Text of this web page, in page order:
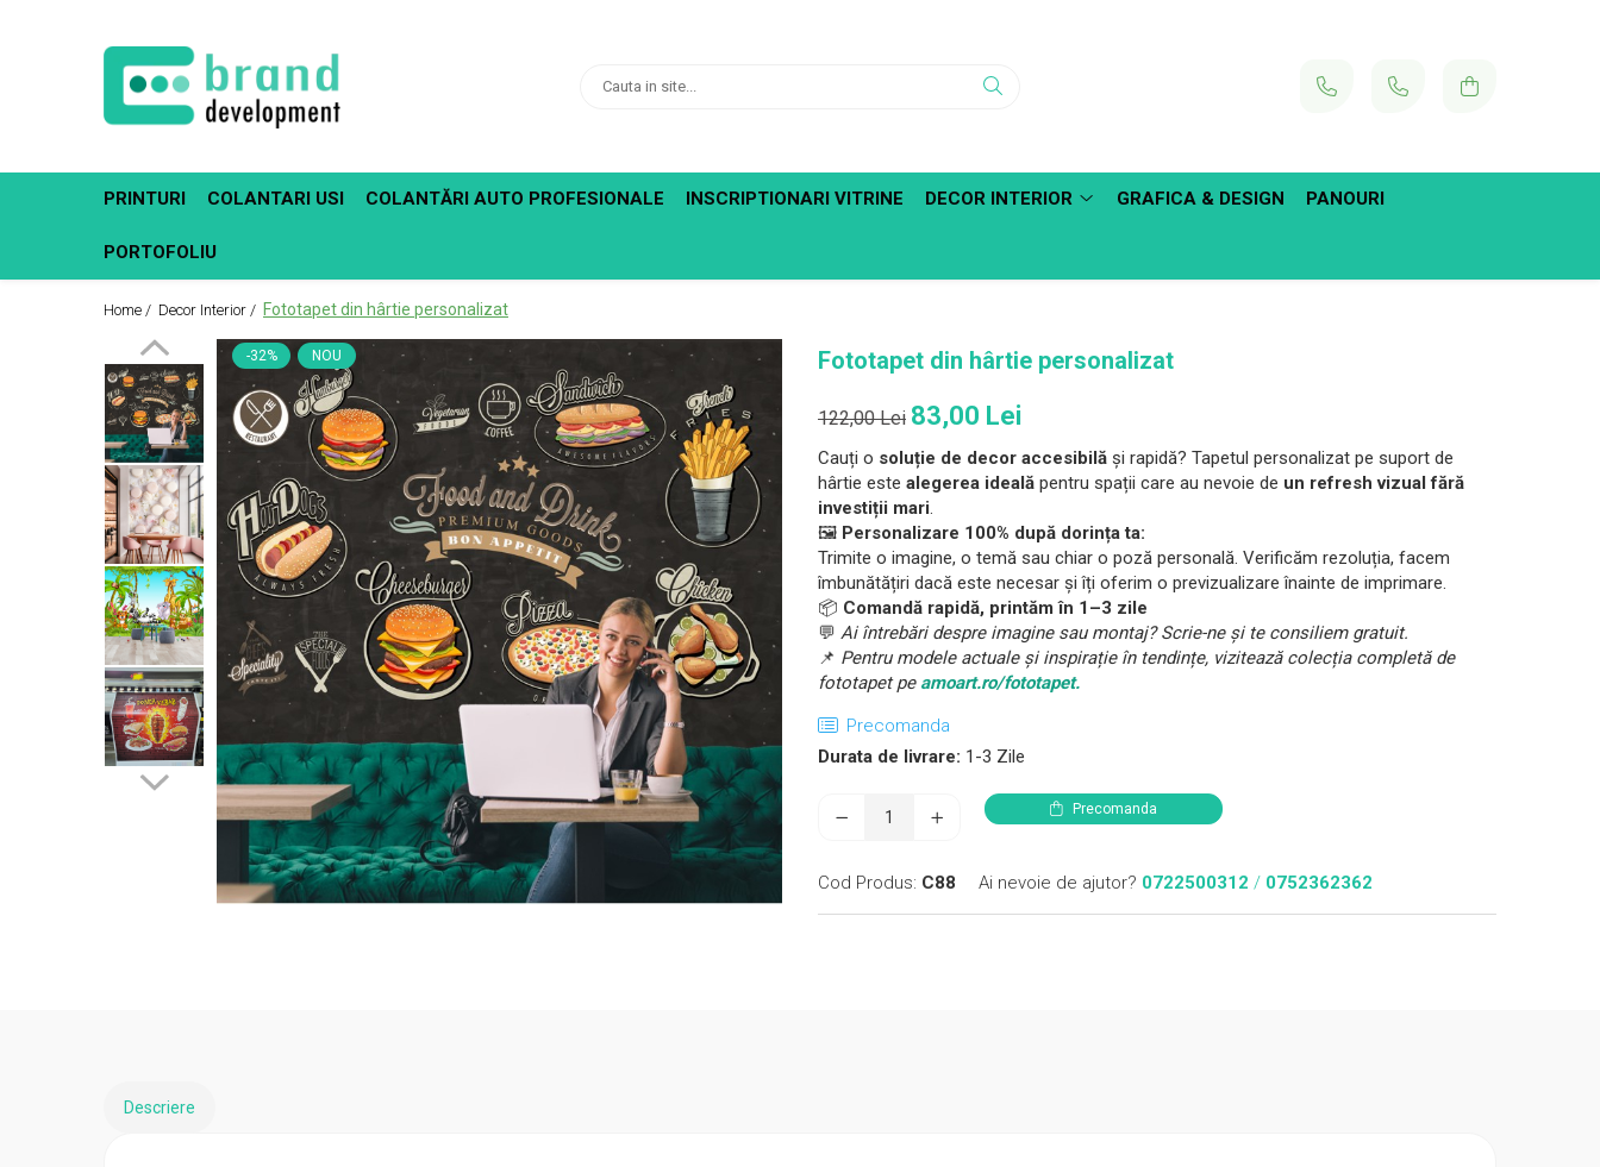
Decor Interior
Fototapet Personalizat
Tablouri CanvasPRINTURI COLANTARI USI COLANTĂRI AUTO PROFESIONALE INSCRIPTIONARI VITRINE DECOR INTERIOR GRAFICA & DESIGN PANOURI
PORTOFOLIU
Home / Decor Interior / Fototapet din hârtie personalizat
Fototapet din hârtie personalizat
-32% NOU
122,00 Lei 83,00 Lei
Cauți o soluție de decor accesibilă și rapidă? Tapetul personalizat pe suport de
hârtie este alegerea ideală pentru spații care au nevoie de un refresh vizual fără
investiții mari.
🖼️ Personalizare 100% după dorința ta:
Trimite o imagine, o temă sau chiar o poză personală. Verificăm rezoluția, facem
îmbunătățiri dacă este necesar și îți oferim o previzualizare înainte de imprimare.
📦 Comandă rapidă, printăm în 1–3 zile
💬 Ai întrebări despre imagine sau montaj? Scrie-ne și te consiliem gratuit.
📌 Pentru modele actuale și inspirație în tendințe, vizitează colecția completă de
fototapet pe amoart.ro/fototapet.
Precomanda
Durata de livrare: 1-3 Zile
Precomanda
Cod Produs: C88 Ai nevoie de ajutor? 0722500312 / 0752362362
Descriere